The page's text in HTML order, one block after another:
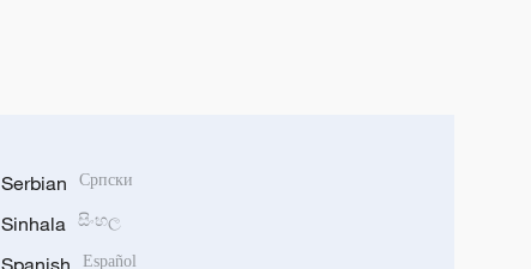
Serbian Српски
Sinhala සිංහල
Spanish Español